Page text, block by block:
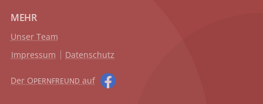
MEHR
Unser Team
Impressum
Datenschutz
Der OPERNFREUND auf